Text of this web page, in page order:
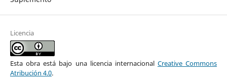
Licencia
Esta obra está bajo una licencia internacional Creative Commons
Atribución 4.0.